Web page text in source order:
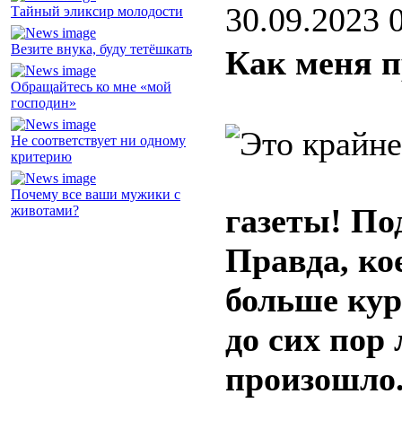
Тайный эликсир молодости
Везите внука, буду тетёшкать
Обращайтесь ко мне «мой
господин»
Не соответствует ни одному
критерию
Почему все ваши мужики с
животами?
30.09.2023
Как меня
газеты!
Правда,
больше
до сих пор